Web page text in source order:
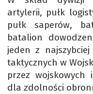
artylerii, pułk
pułk saperów,
batalion
jeden z
taktycznych w
przez
dla zdolności